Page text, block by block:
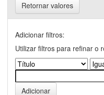
Retornar valores
Adicionar filtros:
Utilizar filtros para refinar o